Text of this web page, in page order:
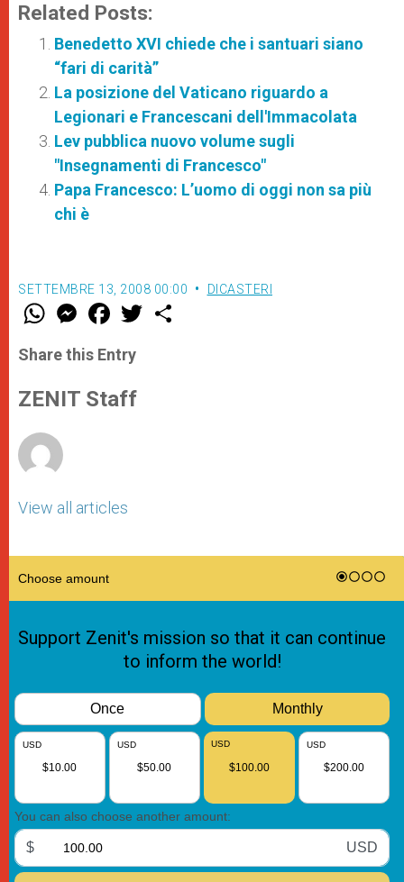
Related Posts:
Benedetto XVI chiede che i santuari siano
“fari di carità”
La posizione del Vaticano riguardo a
Legionari e Francescani dell'Immacolata
Lev pubblica nuovo volume sugli
"Insegnamenti di Francesco"
Papa Francesco: L’uomo di oggi non sa più
chi è
SETTEMBRE 13, 2008 00:00 DICASTERI
W
t
s
p
p
M
e
s
e
g
e
F
a
e
b
o
k
w
Share this Entry
ZENIT Staff
View all articles